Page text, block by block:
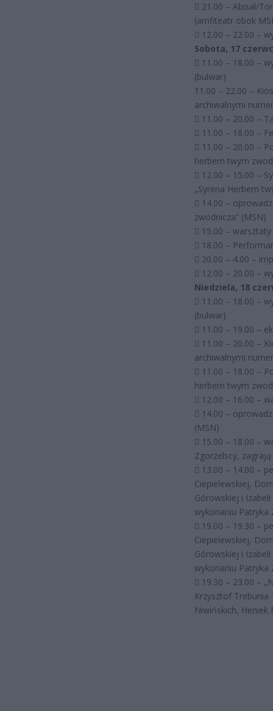
 21.00 – Abisal/
(amfiteatr obok
 12.00 – 22.00 –
Sobota, 17
 11.00 – 18.00 –
(bulwar)
11.00 – 22.00 –
archiwalnymi
 11.00 – 20.00 –
 11.00 – 18.00 –
 11.00 – 20.00 –
herbem twym
 12.00 – 15.00 –
„Syrena Herbem
 14.00 –
zwodnicza” (MSN)
 15.00 –
 18.00 –
 20.00 – 4.00 –
 12.00 – 20.00 –
Niedziela, 18
 11.00 – 18.00 –
(bulwar)
 11.00 – 19.00 –
 11.00 – 20.00 –
archiwalnymi
 11.00 – 18.00 –
herbem twym
 12.00 – 16.00 –
 14.00 –
(MSN)
 15.00 – 18.00 –
Zgorzelscy,
 13.00 – 14.00 –
Ciepielewskiej,
Górowskiej i
wykonaniu Patryka
 19.00 – 19.30 –
Ciepielewskiej,
Górowskiej i
wykonaniu Patryka
 19.30 – 23.00 –
Krzysztof Trebunia
Niwińskich, Heniek